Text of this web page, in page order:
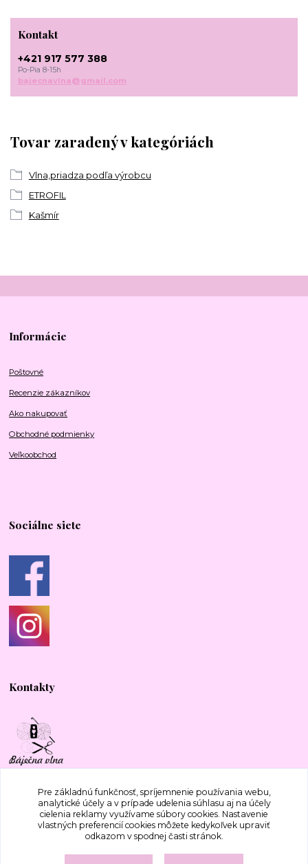
Tovar zaradený v kategóriách
Vlna,priadza podľa výrobcu
ETROFIL
Kašmír
Kontakt
+421 917 577 388
Po-Pia 8-15h
bajecnavlna@gmail.com
Informácie
Poštovné
Recenzie zákazníkov
Ako nakupovať
Obchodné podmienky
Veľkoobchod
Sociálne siete
Kontakty
+421 917 577 388
bajecnavlna@gmail.com
Pre základnú funkčnosť, spríjemnenie používania webu,
analytické účely a v prípade udelenia súhlasu aj na účely
cielenia reklamy využívame súbory cookies. Nastavenie
vlastných preferencií cookies môžete kedykoľvek upraviť
odkazom v spodnej časti stránok.